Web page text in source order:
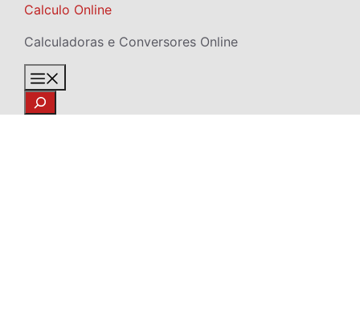
Skip
content
Calculo Online
Calculadoras e Conversores Online
Search